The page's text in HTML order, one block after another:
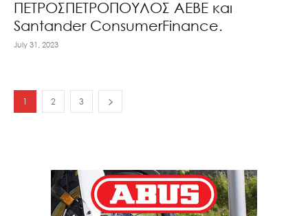
ΠΕΤΡΟΣΠΕΤΡΟΠΟΥΛΟΣ ΑΕΒΕ και
Santander ConsumerFinance.
July 31, 2023
1 2 3